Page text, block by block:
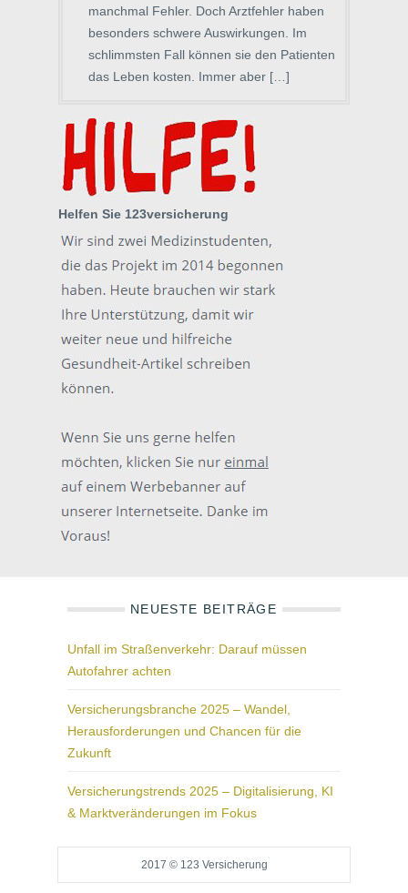
manchmal Fehler. Doch Arztfehler haben
besonders schwere Auswirkungen. Im
schlimmsten Fall können sie den Patienten
das Leben kosten. Immer aber […]
Helfen Sie 123versicherung
NEUESTE BEITRÄGE
Unfall im Straßenverkehr: Darauf müssen
Autofahrer achten
Versicherungsbranche 2025 – Wandel,
Herausforderungen und Chancen für die
Zukunft
Versicherungstrends 2025 – Digitalisierung, KI
& Marktveränderungen im Fokus
2017 © 123 Versicherung